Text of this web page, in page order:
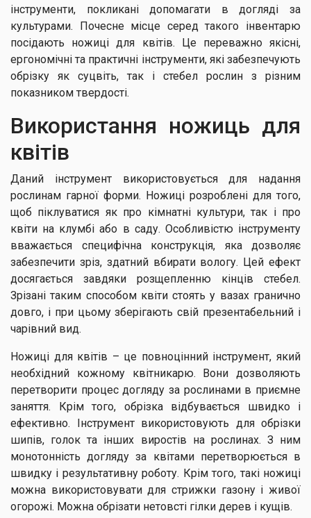
інструменти, покликані допомагати в догляді за
культурами. Почесне місце серед такого інвентарю
посідають ножиці для квітів. Це переважно якісні,
ергономічні та практичні інструменти, які забезпечують
обрізку як суцвіть, так і стебел рослин з різним
показником твердості.
Використання ножиць для
квітів
Даний інструмент використовується для надання
рослинам гарної форми. Ножиці розроблені для того,
щоб піклуватися як про кімнатні культури, так і про
квіти на клумбі або в саду. Особливістю інструменту
вважається специфічна конструкція, яка дозволяє
забезпечити зріз, здатний вбирати вологу. Цей ефект
досягається завдяки розщепленню кінців стебел.
Зрізані таким способом квіти стоять у вазах гранично
довго, і при цьому зберігають свій презентабельний і
чарівний вид.
Ножиці для квітів – це повноцінний інструмент, який
необхідний кожному квітникарю. Вони дозволяють
перетворити процес догляду за рослинами в приємне
заняття. Крім того, обрізка відбувається швидко і
ефективно. Інструмент використовують для обрізки
шипів, голок та інших виростів на рослинах. З ним
монотонність догляду за квітами перетворюється в
швидку і результативну роботу. Крім того, такі ножиці
можна використовувати для стрижки газону і живої
огорожі. Можна обрізати нетовсті гілки дерев і кущів.